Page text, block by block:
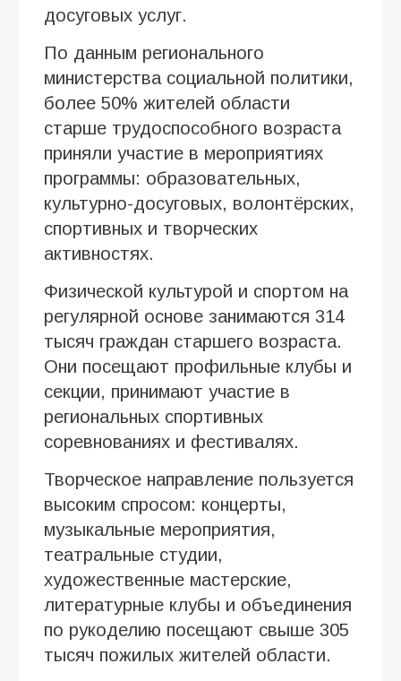
досуговых услуг.
По данным регионального
министерства социальной политики,
более 50% жителей области
старше трудоспособного возраста
приняли участие в мероприятиях
программы: образовательных,
культурно-досуговых, волонтёрских,
спортивных и творческих
активностях.
Физической культурой и спортом на
регулярной основе занимаются 314
тысяч граждан старшего возраста.
Они посещают профильные клубы и
секции, принимают участие в
региональных спортивных
соревнованиях и фестивалях.
Творческое направление пользуется
высоким спросом: концерты,
музыкальные мероприятия,
театральные студии,
художественные мастерские,
литературные клубы и объединения
по рукоделию посещают свыше 305
тысяч пожилых жителей области.